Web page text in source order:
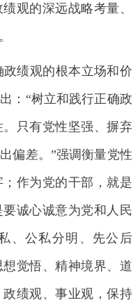
观的深远战略考量、
绩观的根本立场和价
：“树立和践行正确政
只有党性坚强、摒弃
偏差。”强调衡量党性
作为党的干部，就是
诚心诚意为党和人民
、公私分明、先公后
觉悟、精神境界、道
绩观、事业观，保持